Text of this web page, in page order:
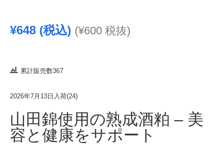
500g
7
個
¥648 (税込) (¥600 税抜)
累計販売数367
2026年7月13日入荷(24)
山田錦使用の熟成酒粕 – 美
容と健康をサポート